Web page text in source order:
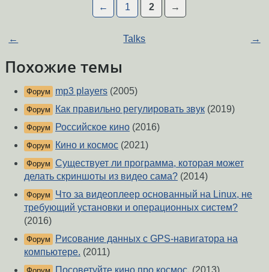
← 1 2 →
← Talks →
Похожие темы
Форум mp3 players (2005)
Форум Как правильно регулировать звук (2019)
Форум Российское кино (2016)
Форум Кино и космос (2021)
Форум Существует ли программа, которая может
делать скриншоты из видео сама? (2014)
Форум
Что за видеоплеер основанный на Linux, не
требующий установки и операционных систем?
(2016)
Форум
Рисование данных с GPS-навигатора на
компьютере. (2011)
Посоветуйте кино про космос. (2013)